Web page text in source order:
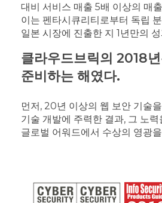
대비 서비스 매출 5배 이상의 매
이는 펜타시큐리티로부터 독립
일본 시장에 진출한 지 1년만의
클라우드브릭의 2018
준비하는 해였다.
먼저, 20년 이상의 웹 보안 기술
기술 개발에 주력한 결과, 그 노
글로벌 어워드에서 수상의 영광